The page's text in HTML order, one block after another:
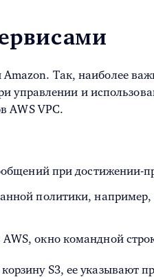
Так, наиболее
управлении и
AWS VPC.
при достижении-
политики,
AWS, окно командной
S3, ее указывают